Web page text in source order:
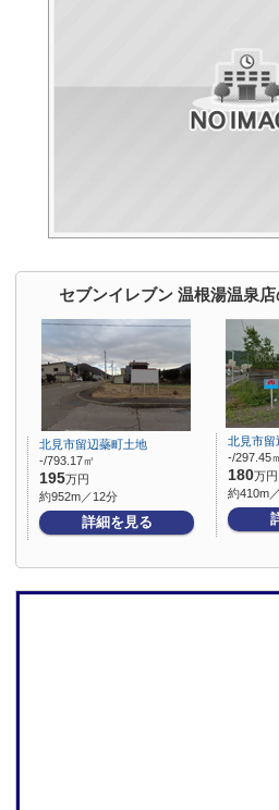
セブンイレブン 温根湯温泉
北見市留辺蘂町土地
-/793.17㎡
195万円
約952m／12分
詳細を見る
北見市留
-/297.45
180万円
約410m